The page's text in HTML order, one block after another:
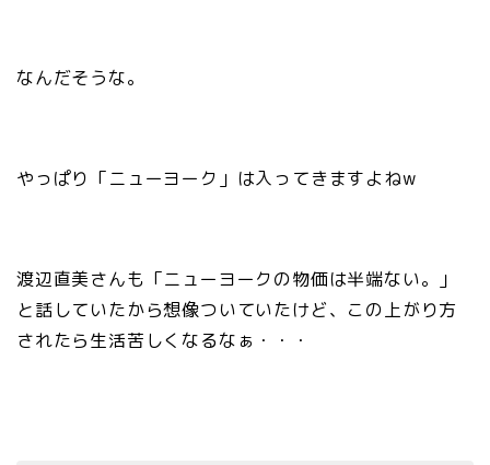
なんだそうな。
やっぱり「ニューヨーク」は入ってきますよねw
渡辺直美さんも「ニューヨークの物価は半端ない。」
と話していたから想像ついていたけど、この上がり方
されたら生活苦しくなるなぁ・・・